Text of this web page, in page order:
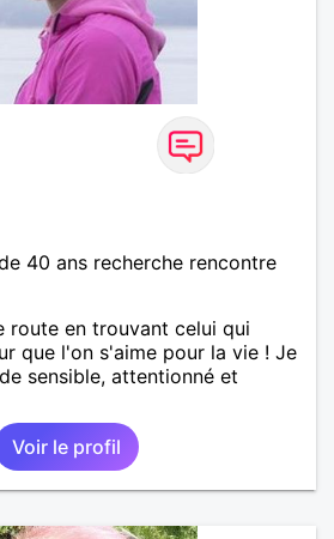
40 ans recherche rencontre
route en trouvant celui qui
que l'on s'aime pour la vie ! Je
sensible, attentionné et
Voir le profil